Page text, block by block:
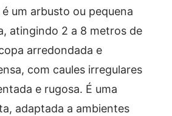
um arbusto ou pequena
atingindo 2 a 8 metros de
arredondada e
com caules irregulares
e rugosa. É uma
adaptada a ambientes